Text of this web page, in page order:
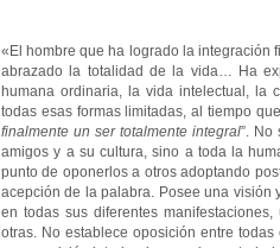
«El hombre que ha logrado la integración
abrazado la totalidad de la vida… Ha
humana ordinaria, la vida intelectual, la
todas esas formas limitadas, al tiempo
finalmente un ser totalmente integral”. No
amigos y a su cultura, sino a toda la
punto de oponerlos a otros adoptando
acepción de la palabra. Posee una visión
en todas sus diferentes
otras. No establece oposición entre